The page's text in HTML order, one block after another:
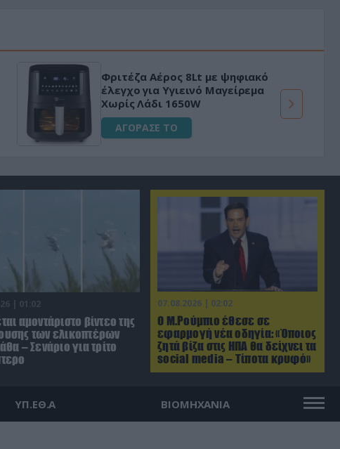
Φριτέζα Αέρος 8Lt με ψηφιακό
έλεγχο για Υγιεινό Μαγείρεμα
Χωρίς Λάδι 1650W
ΑΓΟΡΑΣΕ ΤΟ
07.08.2026 | 02:02
Ο Μ.Ρούμπιο έθεσε σε
εφαρμογή νέα οδηγία: «Όποιος
ζητά βίζα στις ΗΠΑ θα δείχνει τα
social media – Τίποτα κρυφό»
| 01:02
αμοντάριστο βίντεο της
των ελικοπτέρων
– Σενάριο για τρίτο
ΥΠ.ΕΘ.Α ΒΙΟΜΗΧΑΝΙΑ